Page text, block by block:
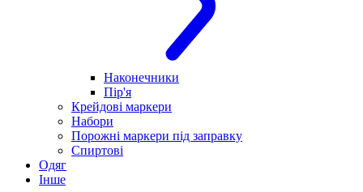
Наконечники
Пір'я
Крейдові маркери
Набори
Порожні маркери під заправку
Спиртові
Одяг
Інше